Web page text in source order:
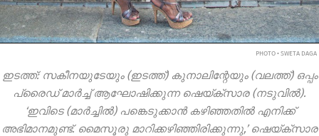
PHOTO • SWETA DAGA
ഇടത്ത്: സകീനയുടേയും (ഇടത്ത്) കുനാലിന്റേയും (വലത്ത്) ഒപ്പം
പ്രൈഡ് മാർച്ച് ആഘോഷിക്കുന്ന ഷെയ്ക്സാര (നടുവിൽ).
‘ഇവിടെ (മാർച്ചിൽ) പങ്കെടുക്കാൻ കഴിഞ്ഞതിൽ എനിക്ക്
അഭിമാനമുണ്ട്. മൈസൂരു മാറിക്കഴിഞ്ഞിരിക്കുന്നു,’ ഷെയ്ക്സാര